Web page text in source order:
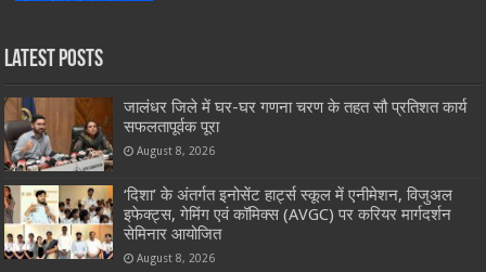
Latest Posts
जालंधर जिले में घर-घर गणना चरण के तहत सौ प्रतिशत कार्य
सफलतापूर्वक पूरा
August 8, 2026
‘दिशा’ के अंतर्गत इनोसेंट हार्ट्स स्कूल में एनीमेशन, विजुअल
इफेक्ट्स, गेमिंग एवं कॉमिक्स (AVGC) पर करियर मार्गदर्शन
सेमिनार आयोजित
August 8, 2026